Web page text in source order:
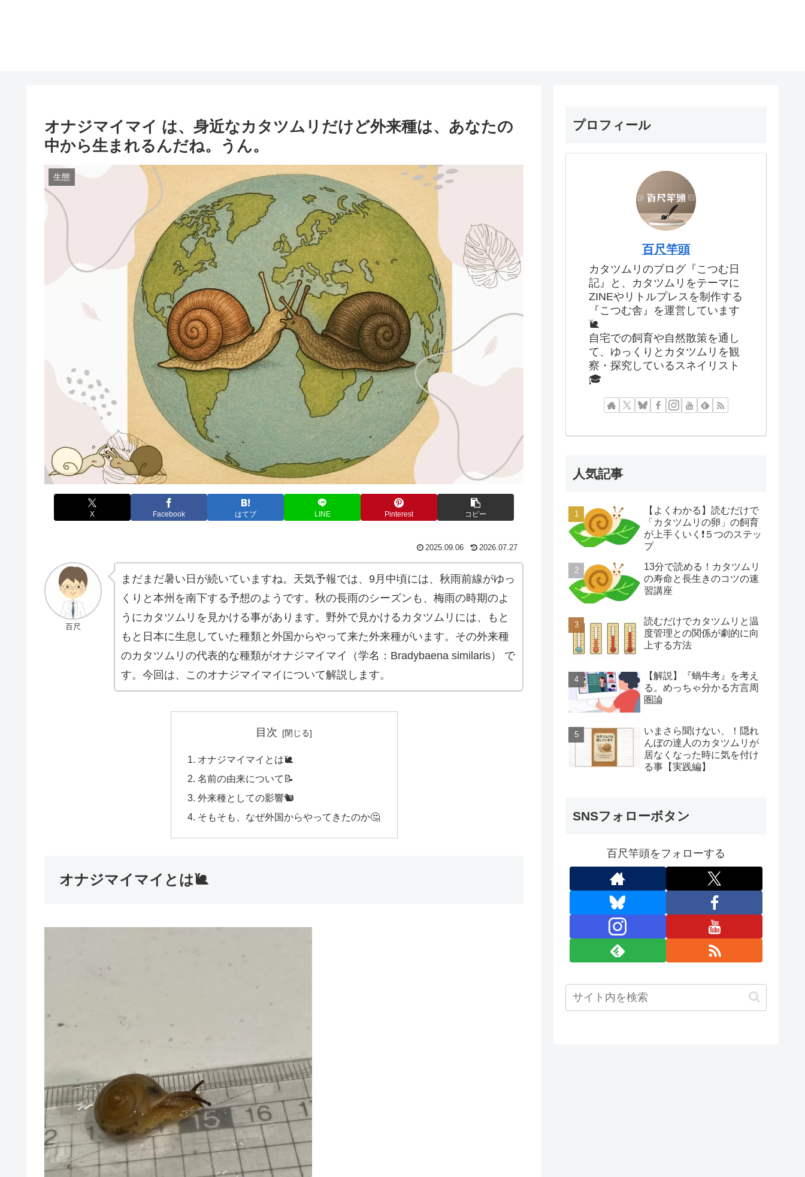
オナジマイマイ は、身近なカタツムリだけど外来種は、あなたの
中から生まれるんだね。うん。
生態
X Facebook はてブ LINE Pinterest コピー
2025.09.06 2026.07.27
百尺
まだまだ暑い日が続いていますね。天気予報では、9月中頃には、秋雨前線がゆっ
くりと本州を南下する予想のようです。秋の長雨のシーズンも、梅雨の時期のよ
うにカタツムリを見かける事があります。野外で見かけるカタツムリには、もと
もと日本に生息していた種類と外国からやって来た外来種がいます。その外来種
のカタツムリの代表的な種類がオナジマイマイ（学名：Bradybaena similaris） で
す。今回は、このオナジマイマイについて解説します。
目次
オナジマイマイとは🐌
名前の由来について📝
外来種としての影響🐿️
そもそも、なぜ外国からやってきたのか🤔
オナジマイマイとは🐌
プロフィール
百尺竿頭
カタツムリのブログ『こつむ日
記』と、カタツムリをテーマに
ZINEやリトルプレスを制作する
『こつむ舎』を運営しています
🐌
自宅での飼育や自然散策を通し
て、ゆっくりとカタツムリを観
察・探究しているスネイリスト
🎓
人気記事
【よくわかる】読むだけで
「カタツムリの卵」の飼育
が上手くいく❗️５つのステッ
プ
13分で読める！カタツムリ
の寿命と長生きのコツの速
習講座
読むだけでカタツムリと温
度管理との関係が劇的に向
上する方法
【解説】『蝸牛考』を考え
る。めっちゃ分かる方言周
圏論
いまさら聞けない、！隠れ
んぼの達人のカタツムリが
居なくなった時に気を付け
る事【実践編】
SNSフォローボタン
百尺竿頭をフォローする